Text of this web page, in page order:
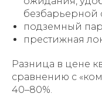
безбарьерной
подземный
престижная
Разница в цене
сравнению с
40–80%.